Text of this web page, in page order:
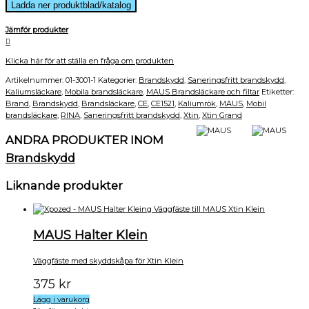
Ladda ner produktblad/katalog
Jämför produkter
Klicka här för att ställa en fråga om produkten
Artikelnummer: 01-3001-1 Kategorier: Brandskydd, Saneringsfritt brandskydd,
Kaliumsläckare, Mobila brandsläckare, MAUS Brandsläckare och filtar Etiketter:
Brand, Brandskydd, Brandsläckare, CE, CE1521, Kaliumrök, MAUS, Mobil
brandsläckare, RINA, Saneringsfritt brandskydd, Xtin, Xtin Grand
ANDRA PRODUKTER INOM
Brandskydd
Liknande produkter
MAUS Halter Klein
Väggfäste med skyddskåpa för Xtin Klein
375 kr
Lägg i varukorg